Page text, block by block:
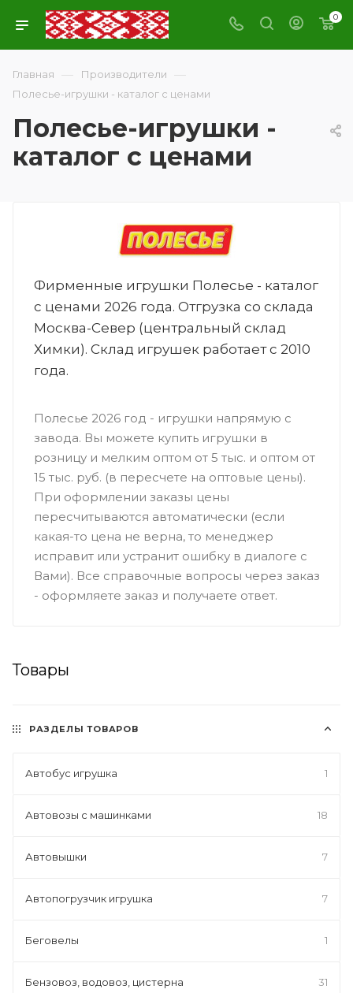
0
Главная — Производители —
Полесье-игрушки - каталог с ценами
Полесье-игрушки -
каталог с ценами
Фирменные игрушки Полесье - каталог
с ценами 2026 года. Отгрузка со склада
Москва-Север (центральный склад
Химки). Склад игрушек работает с 2010
года.
Полесье 2026 год - игрушки напрямую с
завода. Вы можете купить игрушки в
розницу и мелким оптом от 5 тыс. и оптом от
15 тыс. руб. (в пересчете на оптовые цены).
При оформлении заказы цены
пересчитываются автоматически (если
какая-то цена не верна, то менеджер
исправит или устранит ошибку в диалоге с
Вами). Все справочные вопросы через заказ
- оформляете заказ и получаете ответ.
Товары
РАЗДЕЛЫ ТОВАРОВ
Автобус игрушка 1
Автовозы с машинками 18
Автовышки 7
Автопогрузчик игрушка 7
Беговелы 1
Бензовоз, водовоз, цистерна 31